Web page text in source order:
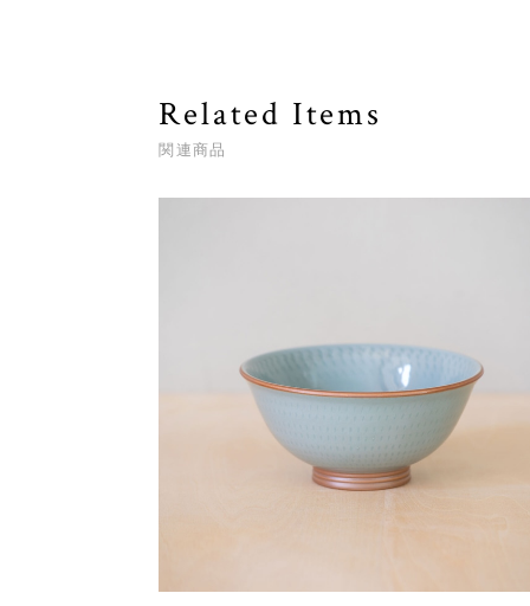
Related Items
関連商品